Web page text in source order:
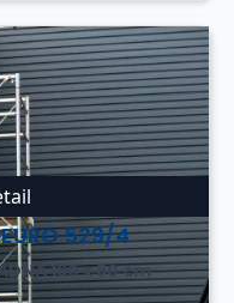
529/4
160 x 80 cm